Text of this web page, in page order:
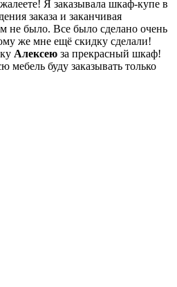
Я заказывала шкаф-купе в
заказа и заканчивая
не было. Все было сделано очень
же мне ещё скидку сделали!
Алексею за прекрасный шкаф!
мебель буду заказывать только